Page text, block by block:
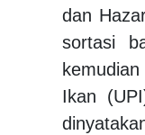
dan
sortasi
Ikan